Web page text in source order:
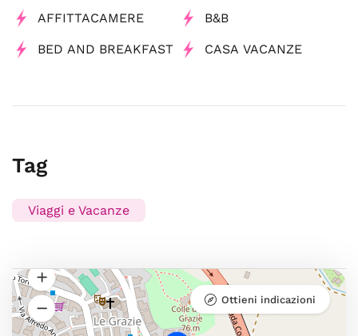
AFFITTACAMERE B&B
BED AND BREAKFAST CASA VACANZE
Tag
Viaggi e Vacanze
Ottieni indicazioni